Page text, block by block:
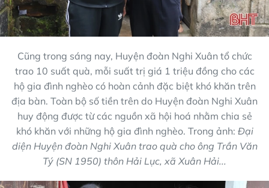
Cũng trong sáng nay, Huyện đoàn Nghi Xuân tổ chức
trao 10 suất quà, mỗi suất trị giá 1 triệu đồng cho các
hộ gia đình nghèo có hoàn cảnh đặc biệt khó khăn trên
địa bàn. Toàn bộ số tiền trên do Huyện đoàn Nghi Xuân
huy động được từ các nguồn xã hội hoá nhằm chia sẻ
khó khăn với những hộ gia đình nghèo. Trong ảnh: Đại
diện Huyện đoàn Nghi Xuân trao quà cho ông Trần Văn
Tý (SN 1950) thôn Hải Lục, xã Xuân Hải...